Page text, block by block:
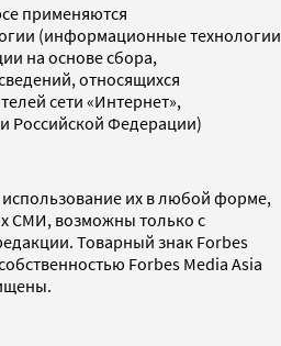
применяются
(информационные технологии
на основе сбора,
относящихся
сети «Интернет»,
Российской Федерации)
их в любой форме,
СМИ, возможны только с
Товарный знак Forbes
Forbes Media Asia